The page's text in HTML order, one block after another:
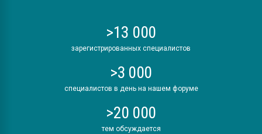
>13 000
зарегистрированных специалистов
>3 000
специалистов в день на нашем форуме
>20 000
тем обсуждается